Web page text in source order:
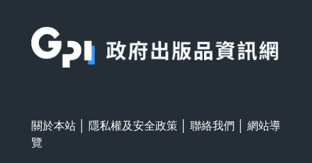
關於本站 隱私權及安全政策 聯絡我們
網站導
覽